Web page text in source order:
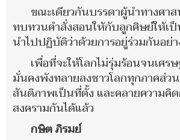
ขณะเดียวกันบรรดาผู้นำทางศา
ทบทวนคำสั่งสอนให้กับลูกศิษย์ให้เ
นำไปปฏิบัติว่าด้วยการอยู่ร่วมกันอย่
เพื่อที่จะให้โลกไม่รุ่มร้อนจนเศร
มั่นคงพังทลายลงชาวโลกทุกภาคส่วน
สันติภาพเป็นที่ตั้ง และคลายความคิด
สงครามกันได้แล้ว
กษิต ภิรมย์